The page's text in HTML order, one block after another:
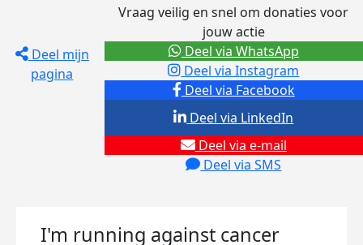
Deel mijn
pagina
Vraag veilig en snel om donaties voor
jouw actie
Deel via Facebook
Deel via Instagram
Deel via e-mail
Deel via SMS
Deel via LinkedIn
Deel via WhatsApp
I'm running against cancer